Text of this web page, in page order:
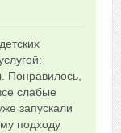
друзьям об отзыве
Понравилось,
слабые
запускали
подходу